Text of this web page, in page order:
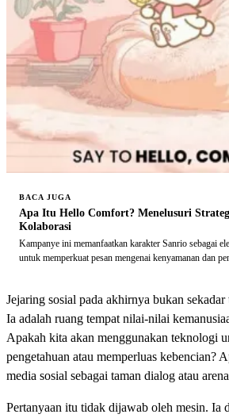
BACA JUGA
Apa Itu Hello Comfort? Menelusuri
Kolaborasi
Kampanye ini memanfaatkan karakter Sanrio sebagai
untuk memperkuat pesan mengenai kenyamanan dan
Jejaring sosial pada akhirnya bukan
Ia adalah ruang tempat nilai-nilai
Apakah kita akan menggunakan teknologi
pengetahuan atau memperluas kebencian?
media sosial sebagai taman dialog atau
Pertanyaan itu tidak dijawab oleh mesin. Ia